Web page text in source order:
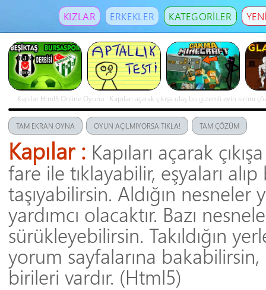
KIZLAR ERKEKLER KATEGORİLER
Kapılar Html5 Online Oyunu : Kapıları açarak çıkışa ulaş bu gizemli evin sırrını
nesneleri tutup evin içine
TAM EKRAN OYNA
OYUN AÇILMIYORSA TIKLA! TAM ÇÖZÜM
Kapılar : Kapıları açarak
fare ile tıklayabilir, eşyaları
taşıyabilirsin. Aldığın nesneler
yardımcı olacaktır. Bazı
sürükleyebilirsin. Takıldığın
yorum sayfalarına
birileri vardır. (Html5)